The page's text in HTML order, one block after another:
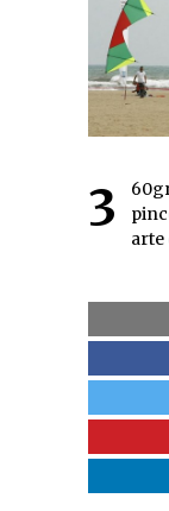
360gradospress ofrece algunas
arte